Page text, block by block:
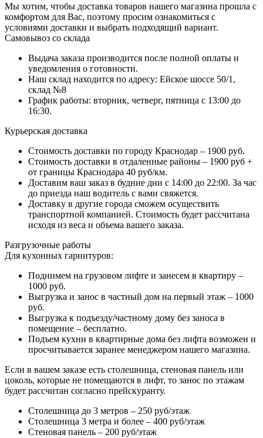
Мы хотим, чтобы доставка товаров нашего магазина прошла с
комфортом для Вас, поэтому просим ознакомиться с
условиями доставки и выбрать подходящий вариант.
Самовывоз со склада
Выдача заказа производится после полной оплаты и
уведомления о готовности.
Наш склад находится по адресу: Ейское шоссе 50/1,
склад №8
График работы: вторник, четверг, пятница с 13:00 до
16:30.
Курьерская доставка
Стоимость доставки по городу Краснодар – 1900 руб.
Стоимость доставки в отдаленные районы – 1900 руб +
от границы Краснодара 40 руб/км.
Доставим ваш заказ в будние дни с 14:00 до 22:00. За час
до приезда наш водитель с вами свяжется.
Доставку в другие города сможем осуществить
транспортной компанией. Стоимость будет рассчитана
исходя из веса и объема вашего заказа.
Разгрузочные работы
Для кухонных гарнитуров:
Поднимем на грузовом лифте и занесем в квартиру –
1000 руб.
Выгрузка и занос в частный дом на первый этаж – 1000
руб.
Выгрузка к подъезду/частному дому без заноса в
помещение – бесплатно.
Подъем кухни в квартирные дома без лифта возможен и
просчитывается заранее менеджером нашего магазина.
Если в вашем заказе есть столешница, стеновая панель или
цоколь, которые не помещаются в лифт, то занос по этажам
будет рассчитан согласно прейскуранту.
Столешница до 3 метров – 250 руб/этаж
Столешница 3 метра и более – 400 руб/этаж
Стеновая панель – 200 руб/этаж